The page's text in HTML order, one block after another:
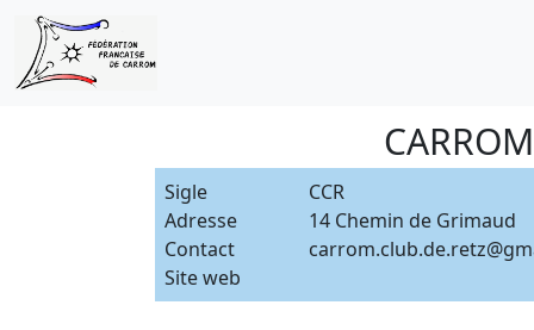
Sigle
CCR
Adresse
14 Chemin de Grimaud
Contact
Site web